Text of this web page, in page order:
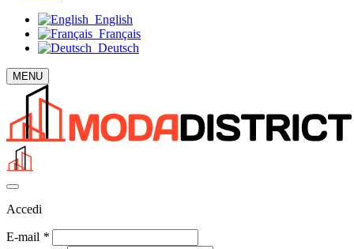
English
Français
Deutsch
MENU
Accedi
E-mail *